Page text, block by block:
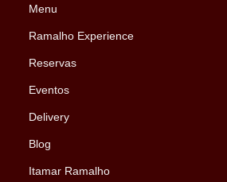
Menu
Ramalho Experience
Reservas
Eventos
Delivery
Blog
Itamar Ramalho